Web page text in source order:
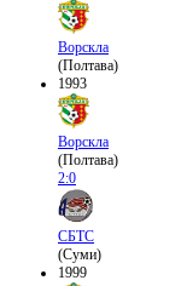
Ворскла
(Полтава)
1993
Ворскла
(Полтава)
2:0
СБТС
(Суми)
1999